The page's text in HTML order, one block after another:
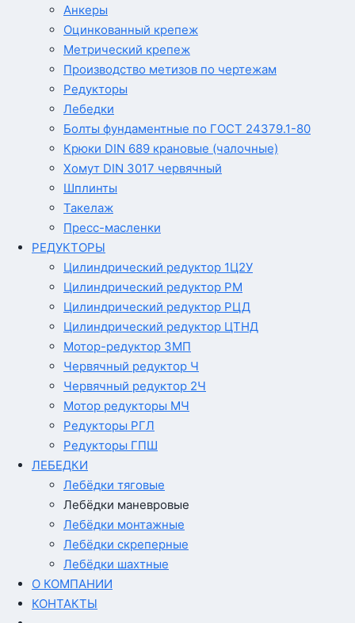
Анкеры
Оцинкованный крепеж
Метрический крепеж
Производство метизов по чертежам
Редукторы
Лебедки
Болты фундаментные по ГОСТ 24379.1-80
Крюки DIN 689 крановые (чалочные)
Хомут DIN 3017 червячный
Шплинты
Такелаж
Пресс-масленки
РЕДУКТОРЫ
Цилиндрический редуктор 1Ц2У
Цилиндрический редуктор РМ
Цилиндрический редуктор РЦД
Цилиндрический редуктор ЦТНД
Мотор-редуктор 3МП
Червячный редуктор Ч
Червячный редуктор 2Ч
Мотор редукторы МЧ
Редукторы РГЛ
Редукторы ГПШ
ЛЕБЕДКИ
Лебёдки тяговые
Лебёдки маневровые
Лебёдки монтажные
Лебёдки скреперные
Лебёдки шахтные
О КОМПАНИИ
КОНТАКТЫ